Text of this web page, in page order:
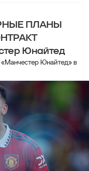
ПЛАНЫ
Юнайтед
«Манчестер Юнайтед» в